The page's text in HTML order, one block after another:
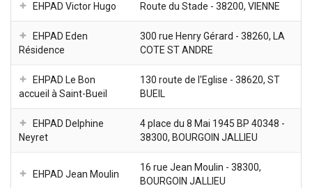
EHPAD Victor Hugo Route du Stade - 38200, VIENNE
EHPAD Eden
Résidence
300 rue Henry Gérard - 38260, LA
COTE ST ANDRE
EHPAD Le Bon
accueil à Saint-Bueil
130 route de l'Eglise - 38620, ST
BUEIL
EHPAD Delphine
Neyret
4 place du 8 Mai 1945 BP 40348 -
38300, BOURGOIN JALLIEU
EHPAD Jean Moulin
16 rue Jean Moulin - 38300,
BOURGOIN JALLIEU